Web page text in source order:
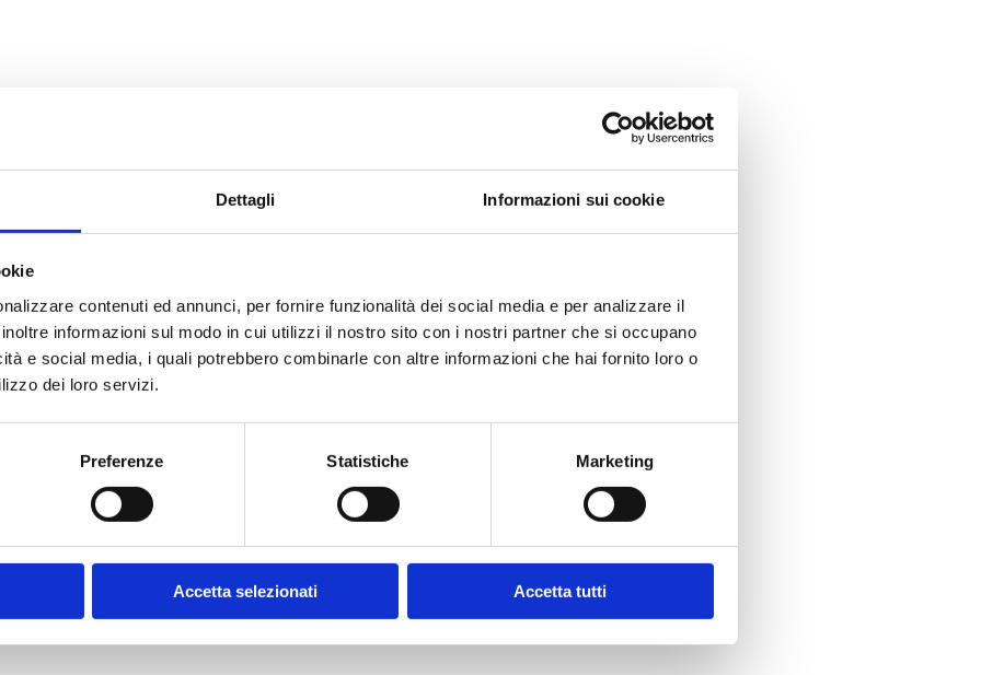
Dettagli Informazioni sui cookie
contenuti ed annunci, per fornire funzionalità dei social media e per analizzare il
informazioni sul modo in cui utilizzi il nostro sito con i nostri partner che si occupano
e social media, i quali potrebbero combinarle con altre informazioni che hai fornito loro o
dei loro servizi.
Preferenze Statistiche Marketing
Accetta selezionati Accetta tutti